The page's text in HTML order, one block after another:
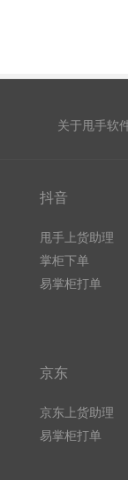
关于甩手软
抖音
甩手上货助理
掌柜下单
易掌柜打单
京东
京东上货助理
易掌柜打单